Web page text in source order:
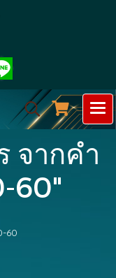
จากคำ
60"
60